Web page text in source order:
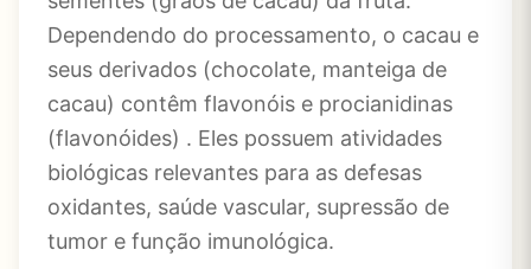
Dependendo do processamento, o cacau e
seus derivados (chocolate, manteiga de
cacau) contêm flavonóis e procianidinas
(flavonóides) . Eles possuem atividades
biológicas relevantes para as defesas
oxidantes, saúde vascular, supressão de
tumor e função imunológica.